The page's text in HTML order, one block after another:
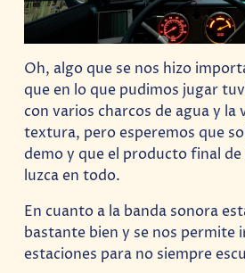
Oh, algo que se nos hizo
que en lo que pudimos jugar
con varios charcos de agua y la
textura, pero esperemos que
demo y que el producto final de
luzca en todo.
En cuanto a la banda sonora
bastante bien y se nos permite
estaciones para no siempre